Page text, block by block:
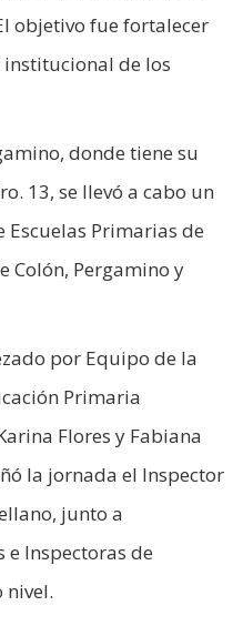
objetivo fue fortalecer
de los
donde tiene su
13, se llevó a cabo un
Escuelas Primarias de
Colón, Pergamino y
por Equipo de la
Primaria
Flores y Fabiana
la jornada el Inspector
junto a
e Inspectoras de
nivel.